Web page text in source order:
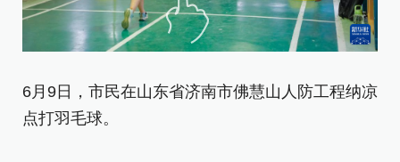
6月9日，市民在山东省济南市佛慧山人防工程纳凉
点打羽毛球。